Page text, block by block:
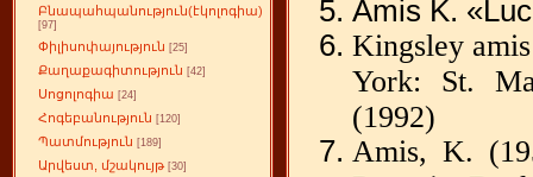
Բնապահպանություն(էկոլոգիա)
[97]
Փիլիսոփայություն [25]
Քաղաքագիտություն [42]
Սոցոլոգիա [24]
Հոգեբանություն [120]
Պատմություն [189]
Արվեստ, մշակույթ [30]
Amis K.
Kingsley
York: St.
(1992)
Amis, K.